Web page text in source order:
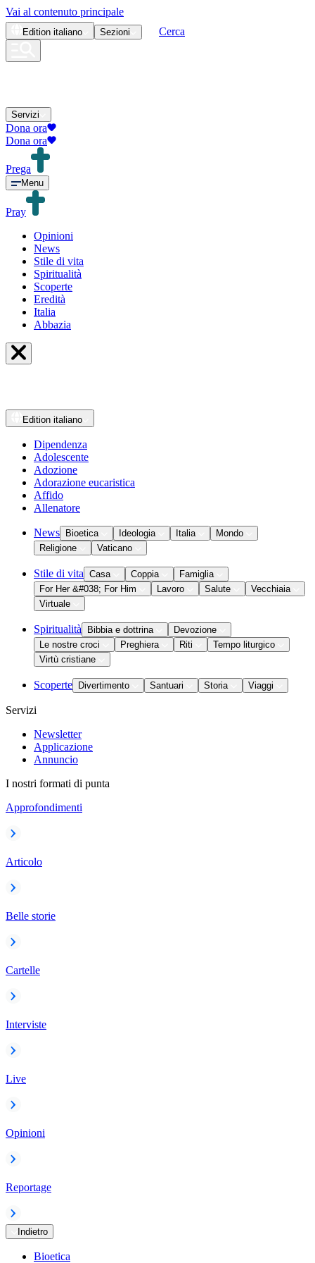
Vai al contenuto principale
Edition italiano Sezioni Cerca
Servizi
Dona ora
Dona ora
Prega
Menu
Pray
Opinioni
News
Stile di vita
Spiritualità
Scoperte
Eredità
Italia
Abbazia
Edition italiano
Dipendenza
Adolescente
Adozione
Adorazione eucaristica
Affido
Allenatore
News Bioetica Ideologia Italia
Mondo
Religione
Vaticano
Stile di vita Casa Coppia
Famiglia
For Her &#038; For Him
Lavoro Salute
Vecchiaia
Virtuale
Spiritualità Bibbia e dottrina
Devozione
Le nostre croci
Preghiera Riti
Tempo liturgico
Virtù cristiane
Scoperte Divertimento Santuari Storia Viaggi
Servizi
Newsletter
Applicazione
Annuncio
I nostri formati di punta
Approfondimenti
Articolo
Belle storie
Cartelle
Interviste
Live
Opinioni
Reportage
Indietro
Bioetica